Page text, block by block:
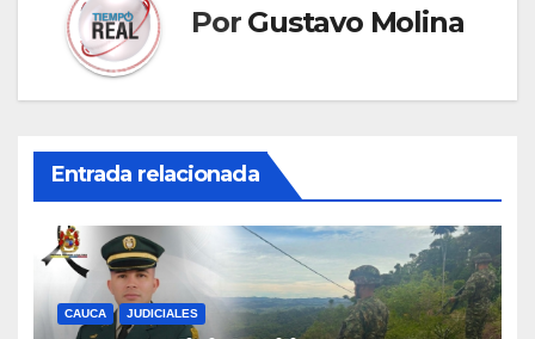
Por Gustavo Molina
Entrada relacionada
CAUCA JUDICIALES